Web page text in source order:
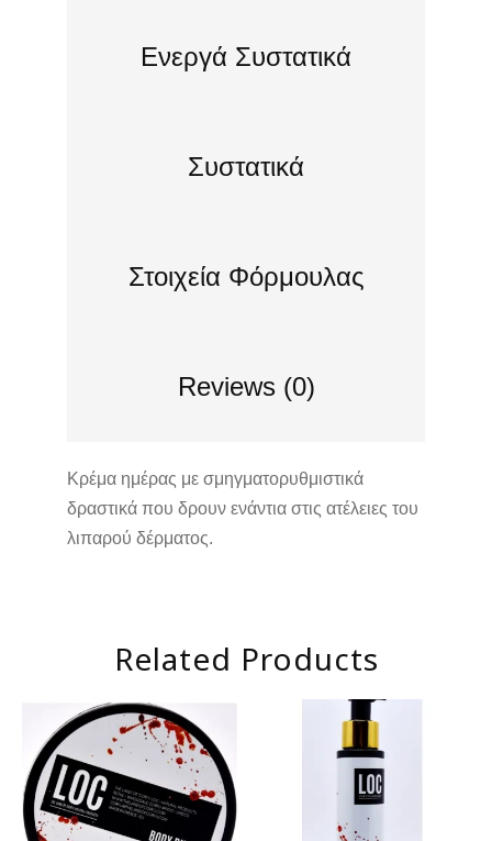
Ενεργά Συστατικά
Συστατικά
Στοιχεία Φόρμουλας
Reviews (0)
Κρέμα ημέρας με σμηγματορυθμιστικά
δραστικά που δρουν ενάντια στις ατέλειες του
λιπαρού δέρματος.
Related Products